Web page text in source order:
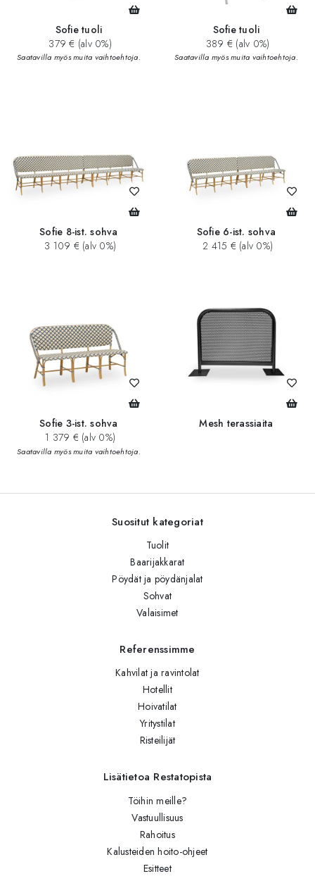
Sofie tuoli
379 € (alv 0%)
Saatavilla myös muita vaihtoehtoja.
Sofie tuoli
389 € (alv 0%)
Saatavilla myös muita vaihtoehtoja.
Sofie 8-ist. sohva
3 109 € (alv 0%)
Sofie 6-ist. sohva
2 415 € (alv 0%)
Sofie 3-ist. sohva
1 379 € (alv 0%)
Saatavilla myös muita vaihtoehtoja.
Mesh terassiaita
Suositut kategoriat
Tuolit
Baarijakkarat
Pöydät ja pöydänjalat
Sohvat
Valaisimet
Referenssimme
Kahvilat ja ravintolat
Hotellit
Hoivatilat
Yritystilat
Risteilijät
Lisätietoa Restatopista
Töihin meille?
Vastuullisuus
Rahoitus
Kalusteiden hoito-ohjeet
Esitteet